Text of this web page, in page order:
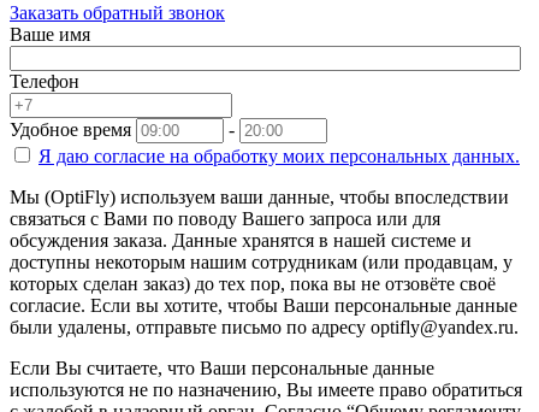
Заказать обратный звонок
Ваше имя
Телефон
Удобное время
-
Я даю согласие на обработку моих персональных данных.
Мы (OptiFly) используем ваши данные, чтобы впоследствии
связаться с Вами по поводу Вашего запроса или для
обсуждения заказа. Данные хранятся в нашей системе и
доступны некоторым нашим сотрудникам (или продавцам, у
которых сделан заказ) до тех пор, пока вы не отзовёте своё
согласие. Если вы хотите, чтобы Ваши персональные данные
были удалены, отправьте письмо по адресу optifly@yandex.ru.
Если Вы считаете, что Ваши персональные данные
используются не по назначению, Вы имеете право обратиться